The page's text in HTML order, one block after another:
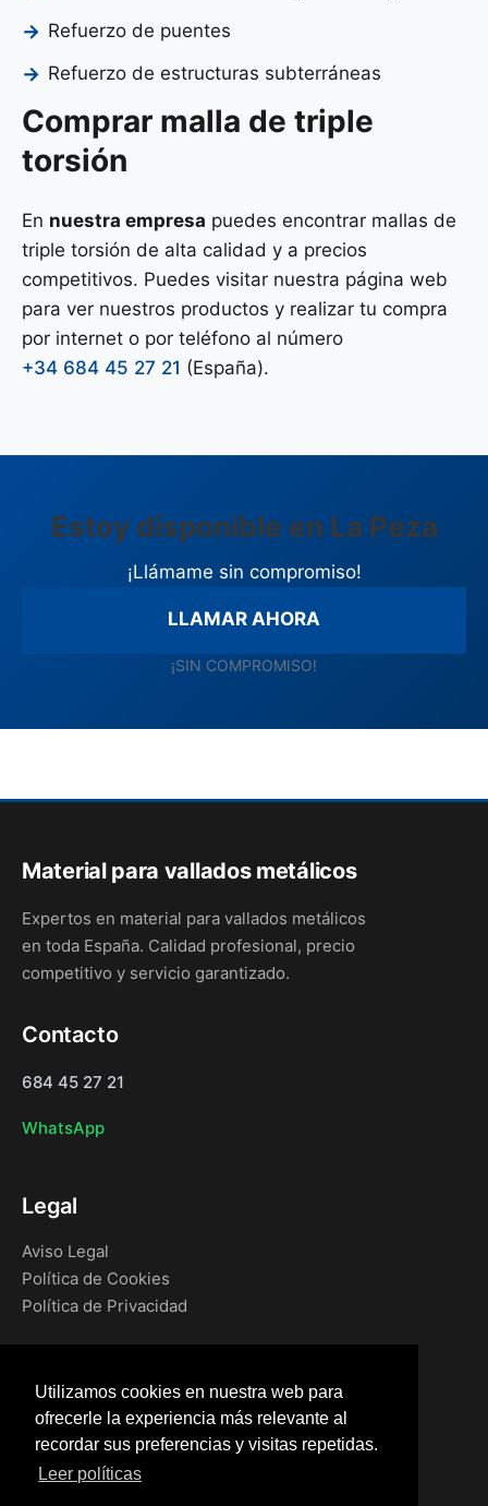
Utilizamos cookies en nuestra web para
ofrecerle la experiencia más relevante al
recordar sus preferencias y visitas repetidas.
Leer políticas
Refuerzo de puentes
Refuerzo de estructuras subterráneas
Comprar malla de triple
torsión
En nuestra empresa puedes encontrar mallas de
triple torsión de alta calidad y a precios
competitivos. Puedes visitar nuestra página web
para ver nuestros productos y realizar tu compra
por internet o por teléfono al número
+34 684 45 27 21 (España).
Estoy disponible en La Peza
¡Llámame sin compromiso!
LLAMAR AHORA
¡SIN COMPROMISO!
Material para vallados metálicos
Expertos en material para vallados metálicos
en toda España. Calidad profesional, precio
competitivo y servicio garantizado.
Contacto
684 45 27 21
WhatsApp
Legal
Aviso Legal
Política de Cookies
Política de Privacidad
Inicio
Blog
Tienda